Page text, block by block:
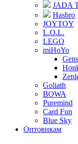
JADA
Hasbro
JOYTOY
L.O.L.
LEGO
miHoYo
Goliath
BOWA
Puremind
Card Fun
Blue Sky
Оптовикам